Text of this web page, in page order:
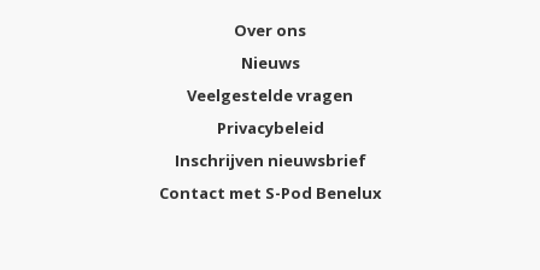
Over ons
Nieuws
Veelgestelde vragen
Privacybeleid
Inschrijven nieuwsbrief
Contact met S-Pod Benelux